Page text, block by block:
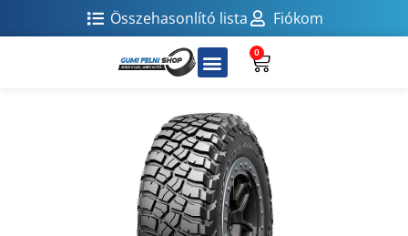
Összehasonlító lista Fiókom
0